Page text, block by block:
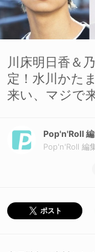
川床明日香＆
定！水川かた
来い、マジで
Pop'n'Roll
Pop'n'Roll 編
ポスト